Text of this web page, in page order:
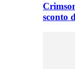
sconto